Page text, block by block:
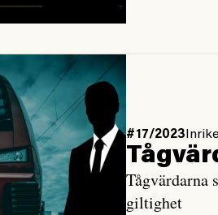
#17/2023
Tågvärdarna
giltighet